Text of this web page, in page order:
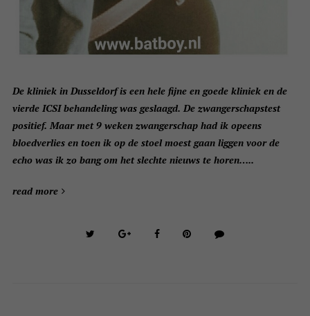
De kliniek in Dusseldorf is een hele fijne en goede kliniek en de
vierde ICSI behandeling was geslaagd. De zwangerschapstest
positief. Maar met 9 weken zwangerschap had ik opeens
bloedverlies en toen ik op de stoel moest gaan liggen voor de
echo was ik zo bang om het slechte nieuws te horen…..
read more